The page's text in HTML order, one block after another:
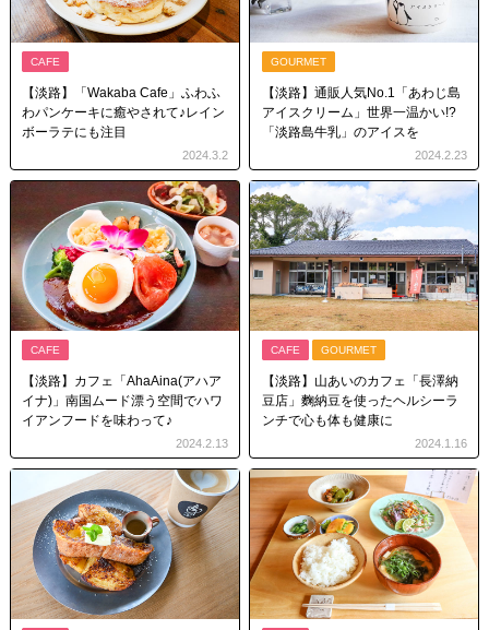
CAFE
【淡路】「Wakaba Cafe」ふわふ
わパンケーキに癒やされて♪レイン
ボーラテにも注目
2024.3.2
GOURMET
【淡路】通販人気No.1「あわじ島
アイスクリーム」世界一温かい!?
「淡路島牛乳」のアイスを
2024.2.23
CAFE
【淡路】カフェ「AhaAina(アハア
イナ)」南国ムード漂う空間でハワ
イアンフードを味わって♪
2024.2.13
CAFE GOURMET
【淡路】山あいのカフェ「長澤納
豆店」麴納豆を使ったヘルシーラ
ンチで心も体も健康に
2024.1.16